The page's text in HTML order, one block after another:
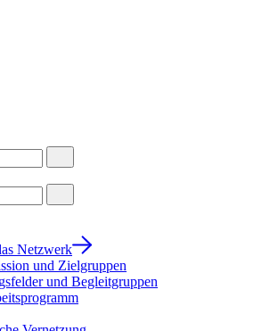
Netzwerk
und Zielgruppen
und Begleitgruppen